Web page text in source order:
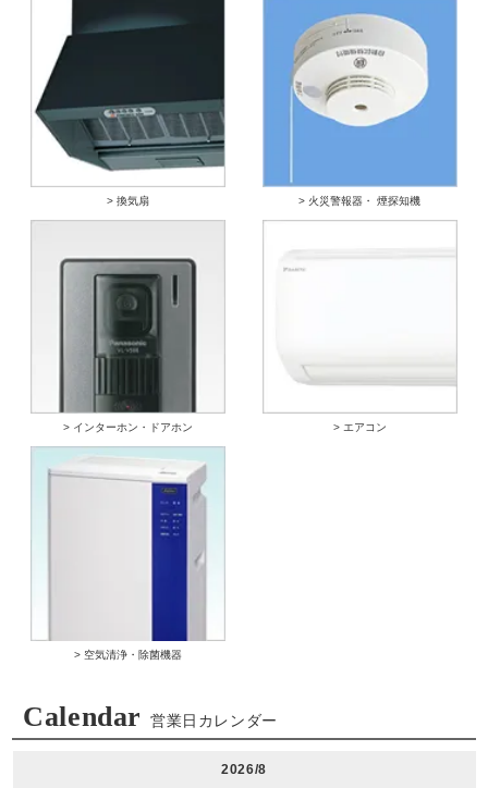
> 換気扇 > 火災警報器・ 煙探知機
> インターホン・ドアホン > エアコン
> 空気清浄・除菌機器
Calendar 営業日カレンダー
2026/8